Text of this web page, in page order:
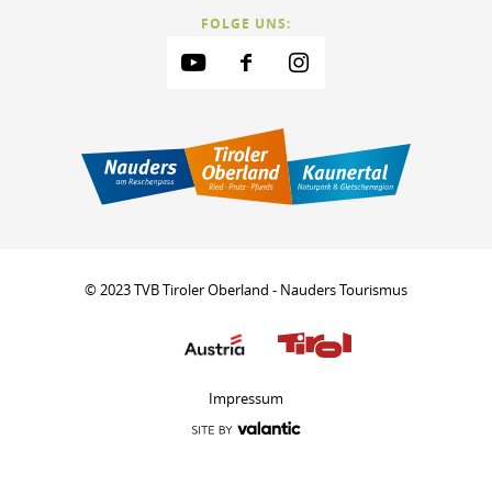
FOLGE UNS:
© 2023 TVB Tiroler Oberland - Nauders Tourismus
Impressum